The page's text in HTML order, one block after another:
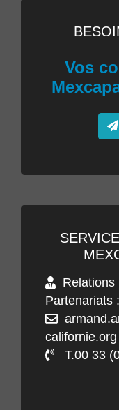
Vos
Relations
Partenariats
californie.org
T.00 33